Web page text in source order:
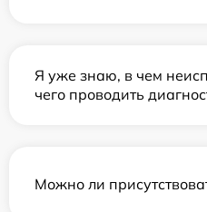
Я уже знаю, в чем
чего проводить
Можно ли